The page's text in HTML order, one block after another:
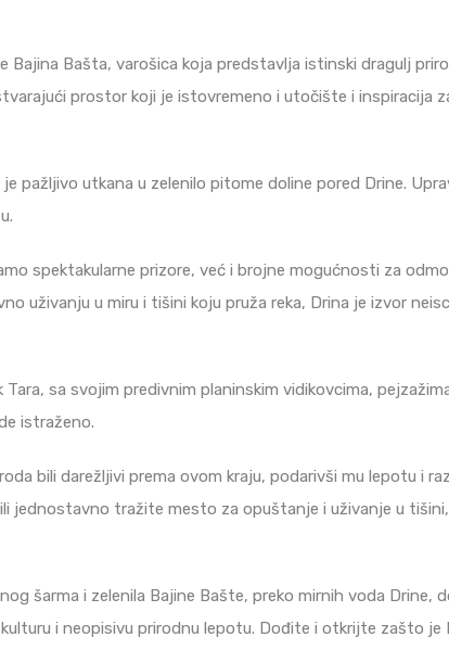
Bajina Bašta, varošica koja predstavlja istinski dragulj
prostor koji je istovremeno i utočište i inspiracija
pažljivo utkana u zelenilo pitome doline pored Drine.
spektakularne prizore, već i brojne mogućnosti za
uživanju u miru i tišini koju pruža reka, Drina je izvor
sa svojim predivnim planinskim vidikovcima,
istraženo.
bili darežljivi prema ovom kraju, podarivši mu lepotu i
jednostavno tražite mesto za opuštanje i uživanje u
šarma i zelenila Bajine Bašte, preko mirnih voda Drine,
i neopisivu prirodnu lepotu. Dođite i otkrijte zašto je